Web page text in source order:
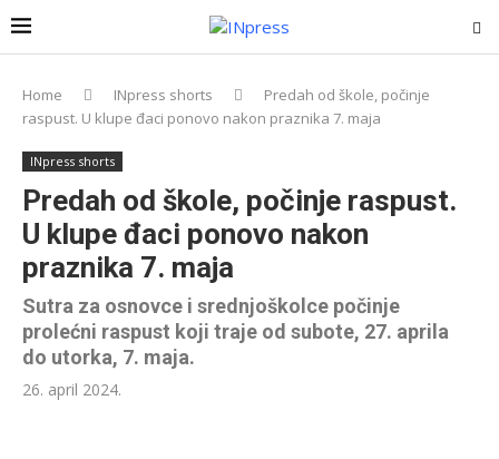
Home INpress shorts
Predah od škole, počinje
raspust. U klupe đaci ponovo nakon praznika 7. maja
INpress shorts
Predah od škole, počinje raspust.
U klupe đaci ponovo nakon
praznika 7. maja
Sutra za osnovce i srednjoškolce počinje
prolećni raspust koji traje od subote, 27. aprila
do utorka, 7. maja.
26. april 2024.